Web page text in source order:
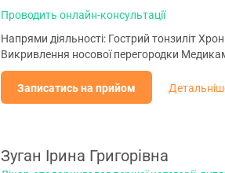
Проводить онлайн-консультації
Напрями діяльності: Гострий тонзиліт
Викривлення носової перегородки
Записатись на прийом
Зуган Ірина Григорівна